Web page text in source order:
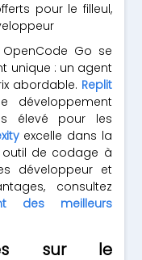
pour le filleul,
Go se
unique : un agent
abordable. Replit
développement
élevé pour les
excelle dans la
outil de codage à
développeur et
consultez
des meilleurs
sur le